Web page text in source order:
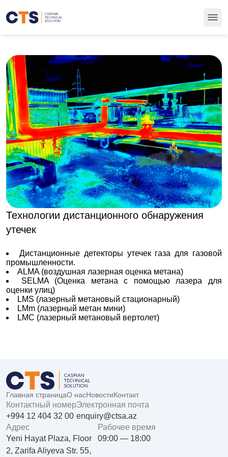
Технологии дистанционного обнаружения
утечек
Дистанционные детекторы утечек газа для газовой
промышленности.
ALMA (воздушная лазерная оценка метана)
SELMA (Оценка метана с помощью лазера для
оценки улиц)
LMS (лазерный метановый стационарный)
LMm (лазерный метан мини)
LMC (лазерный метановый вертолет)
Главная страницаО насНовостиКонтакт
Контактный номер
+994 12 404 32 00
Электронная почта
enquiry@ctsa.az
Aдрес
Yeni Hayat Plaza, Floor
2, Zarifa Aliyeva Str. 55,
Рабочее время
09:00 — 18:00